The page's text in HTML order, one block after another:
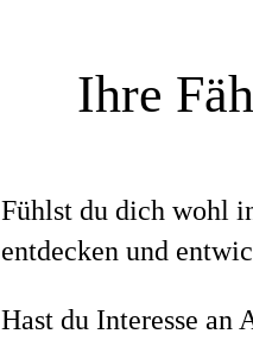
Ihre
Fühlst du dich wohl
entdecken und
Hast du Interesse an